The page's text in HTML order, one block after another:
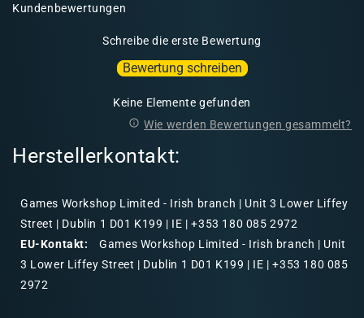
Kundenbewertungen
Schreibe die erste Bewertung
Bewertung schreiben
Keine Elemente gefunden
Wie werden Bewertungen gesammelt?
Herstellerkontakt:
Games Workshop Limited - Irish branch | Unit 3 Lower Liffey
Street | Dublin 1 D01 K199 | IE | +353 180 085 2972
EU-Kontakt:
Games Workshop Limited - Irish branch | Unit
3 Lower Liffey Street | Dublin 1 D01 K199 | IE | +353 180 085
2972